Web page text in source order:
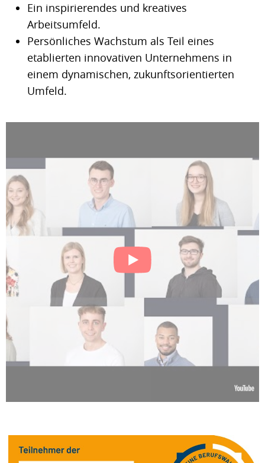
Ein inspirierendes und kreatives
Arbeitsumfeld.
Persönliches Wachstum als Teil eines
etablierten innovativen Unternehmens in
einem dynamischen, zukunftsorientierten
Umfeld.